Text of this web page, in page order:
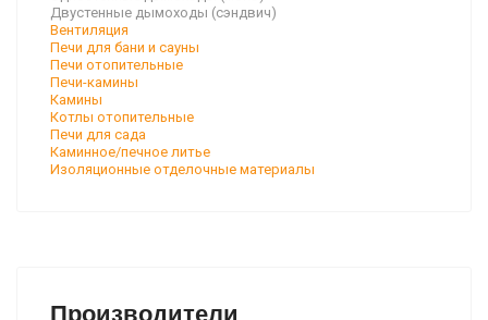
Двустенные дымоходы (сэндвич)
Вентиляция
Печи для бани и сауны
Печи отопительные
Печи-камины
Камины
Котлы отопительные
Печи для сада
Каминное/печное литье
Изоляционные отделочные материалы
Производители